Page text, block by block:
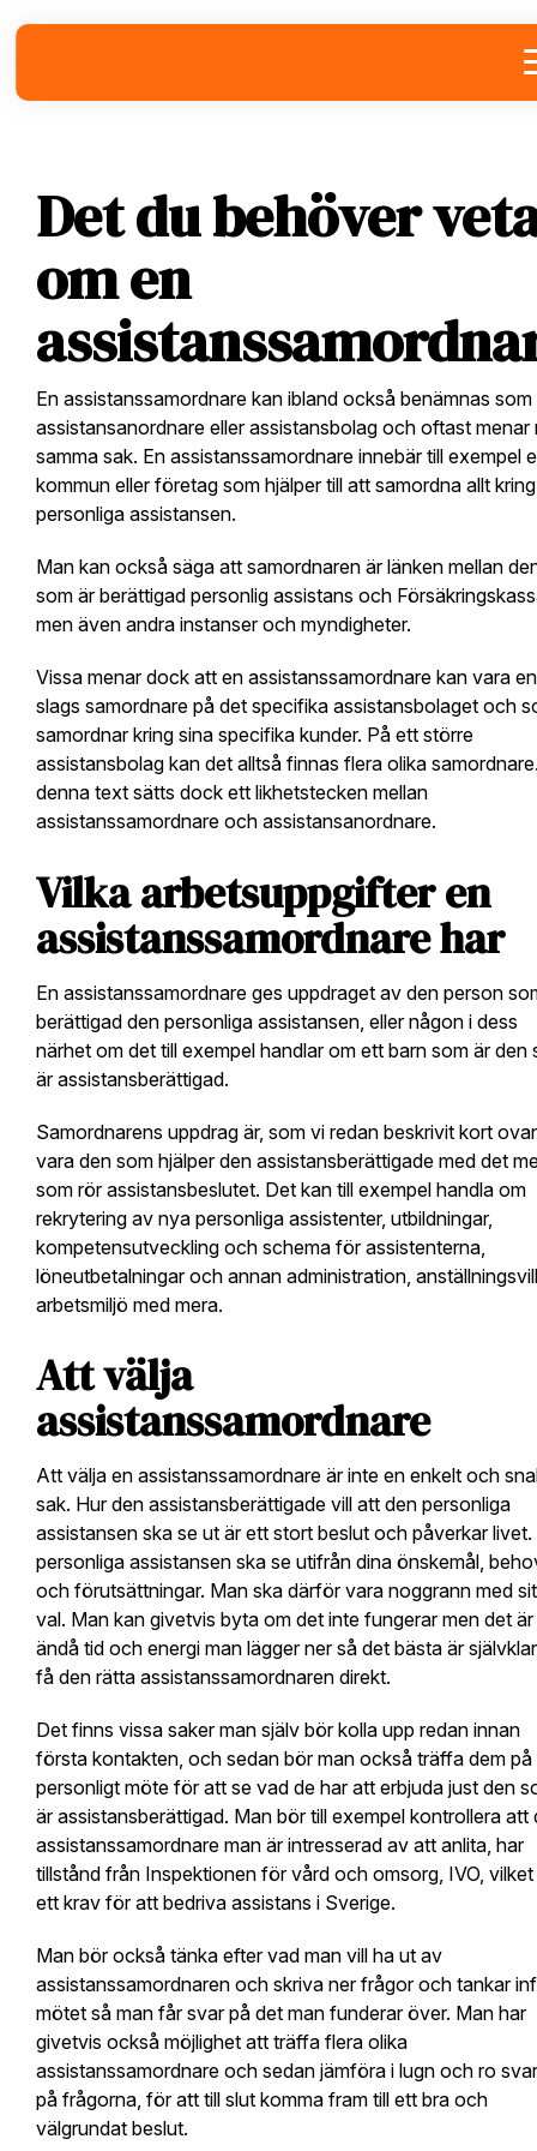
to
navigation
to
content
to
Det du behöver
om en
En assistanssamordnare kan ibland också benämnas som
assistansanordnare eller assistansbolag och oftast menar
samma sak. En assistanssamordnare innebär till exempel
kommun eller företag som hjälper till att samordna allt
personliga assistansen.
Man kan också säga att samordnaren är länken mellan
som är berättigad personlig assistans och
men även andra instanser och myndigheter.
Vissa menar dock att en assistanssamordnare kan vara en
slags samordnare på det specifika assistansbolaget och
samordnar kring sina specifika kunder. På ett större
assistansbolag kan det alltså finnas flera olika
denna text sätts dock ett likhetstecken mellan
assistanssamordnare och assistansanordnare.
Vilka arbetsuppgifter en
assistanssamordnare har
En assistanssamordnare ges uppdraget av den person
berättigad den personliga assistansen, eller någon i dess
närhet om det till exempel handlar om ett barn som är den
är assistansberättigad.
Samordnarens uppdrag är, som vi redan beskrivit kort
vara den som hjälper den assistansberättigade med det
som rör assistansbeslutet. Det kan till exempel handla om
rekrytering av nya personliga assistenter, utbildningar,
kompetensutveckling och schema för assistenterna,
löneutbetalningar och annan administration,
arbetsmiljö med mera.
Att välja
assistanssamordnare
Att välja en assistanssamordnare är inte en enkelt och
sak. Hur den assistansberättigade vill att den personliga
assistansen ska se ut är ett stort beslut och påverkar livet.
personliga assistansen ska se utifrån dina önskemål,
och förutsättningar. Man ska därför vara noggrann med
val. Man kan givetvis byta om det inte fungerar men det är
ändå tid och energi man lägger ner så det bästa är
få den rätta assistanssamordnaren direkt.
Det finns vissa saker man själv bör kolla upp redan innan
första kontakten, och sedan bör man också träffa dem på
personligt möte för att se vad de har att erbjuda just den
är assistansberättigad. Man bör till exempel kontrollera att
assistanssamordnare man är intresserad av att anlita, har
tillstånd från Inspektionen för vård och omsorg, IVO, vilket
ett krav för att bedriva assistans i Sverige.
Man bör också tänka efter vad man vill ha ut av
assistanssamordnaren och skriva ner frågor och tankar
mötet så man får svar på det man funderar över. Man har
givetvis också möjlighet att träffa flera olika
assistanssamordnare och sedan jämföra i lugn och ro
på frågorna, för att till slut komma fram till ett bra och
välgrundat beslut.